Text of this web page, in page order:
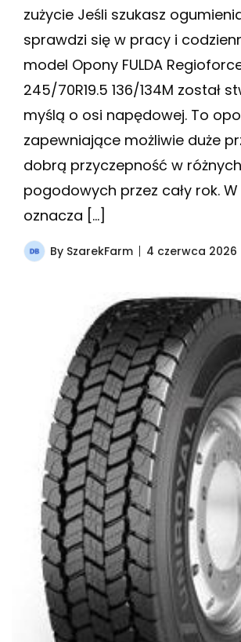
zużycie Jeśli szukasz
sprawdzi się w pracy i
model Opony FULDA
245/70R19.5 136/134M został
myślą o osi napędowej. To
zapewniające możliwie duże
dobrą przyczepność w
pogodowych przez cały rok.
oznacza […]
By SzarekFarm 4 czerwca 2026